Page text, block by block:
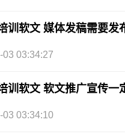
训软文 媒体发稿需要发
03 03:34:27
训软文 软文推广宣传一
03 03:34:10